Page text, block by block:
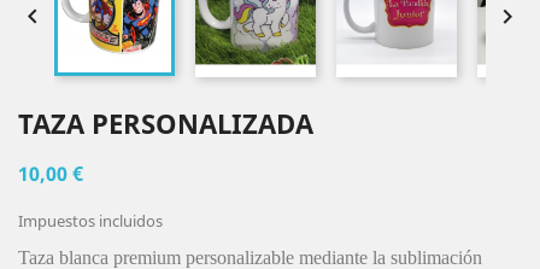
 
TAZA PERSONALIZADA
10,00 €
Impuestos incluidos
Taza blanca premium personalizable mediante la sublimación